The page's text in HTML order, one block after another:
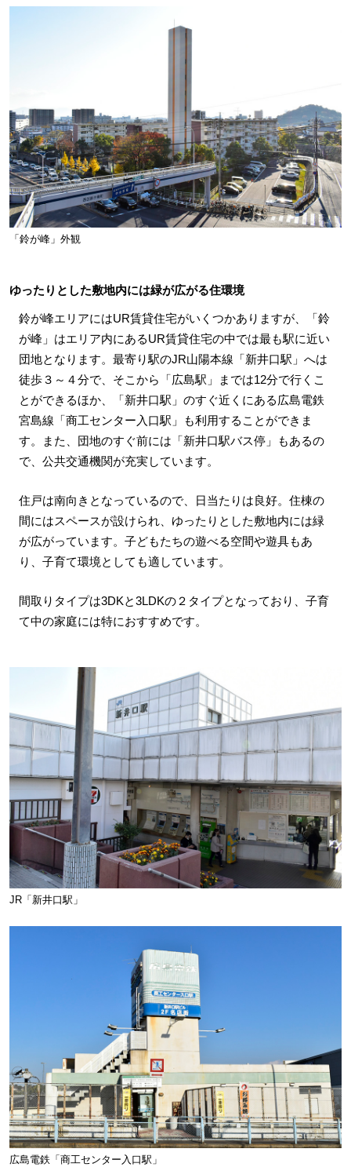
「鈴が峰」外観
ゆったりとした敷地内には緑が広がる住環境
鈴が峰エリアにはUR賃貸住宅がいくつかありますが、「鈴
が峰」はエリア内にあるUR賃貸住宅の中では最も駅に近い
団地となります。最寄り駅のJR山陽本線「新井口駅」へは
徒歩３～４分で、そこから「広島駅」までは12分で行くこ
とができるほか、「新井口駅」のすぐ近くにある広島電鉄
宮島線「商工センター入口駅」も利用することができま
す。また、団地のすぐ前には「新井口駅バス停」もあるの
で、公共交通機関が充実しています。
住戸は南向きとなっているので、日当たりは良好。住棟の
間にはスペースが設けられ、ゆったりとした敷地内には緑
が広がっています。子どもたちの遊べる空間や遊具もあ
り、子育て環境としても適しています。
間取りタイプは3DKと3LDKの２タイプとなっており、子育
て中の家庭には特におすすめです。
JR「新井口駅」
広島電鉄「商工センター入口駅」